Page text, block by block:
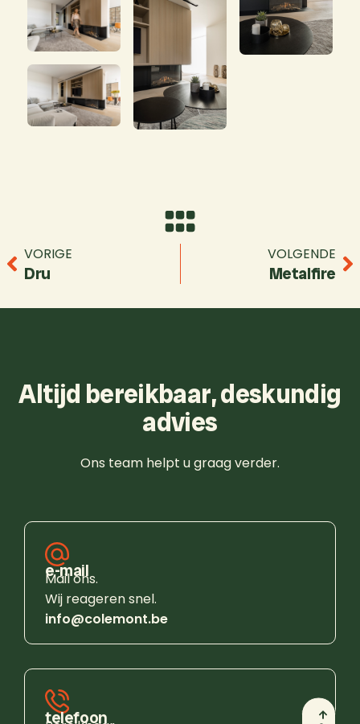
VORIGE
Dru
VOLGENDE
Metalfire
Altijd bereikbaar, deskundig
advies
Ons team helpt u graag verder.
e-mail
Mail ons.
Wij reageren snel.
info@colemont.be
telefoon